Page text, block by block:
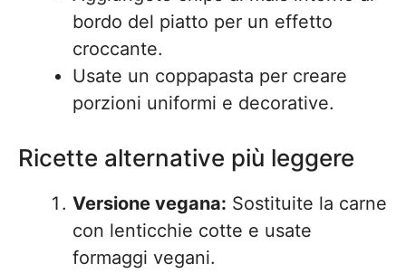
bordo del piatto per un effetto
croccante.
Usate un coppapasta per creare
porzioni uniformi e decorative.
Ricette alternative più leggere
Versione vegana: Sostituite la carne
con lenticchie cotte e usate
formaggi vegani.